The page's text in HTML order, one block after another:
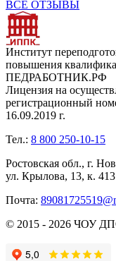
ВСЕ ОТЗЫВЫ
Институт
повышения
ПЕДРАБОТНИК.РФ
Лицензия на
регистрационный
16.09.2019 г.
Тел.: 8 800 250-10-15
Ростовская обл., г.
ул. Крылова, 13, к. 413
Почта:
© 2015 - 2026 ЧОУ